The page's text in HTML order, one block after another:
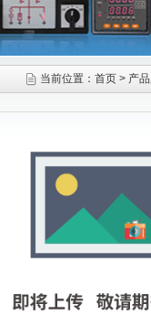
当前位置： 首页 > 产